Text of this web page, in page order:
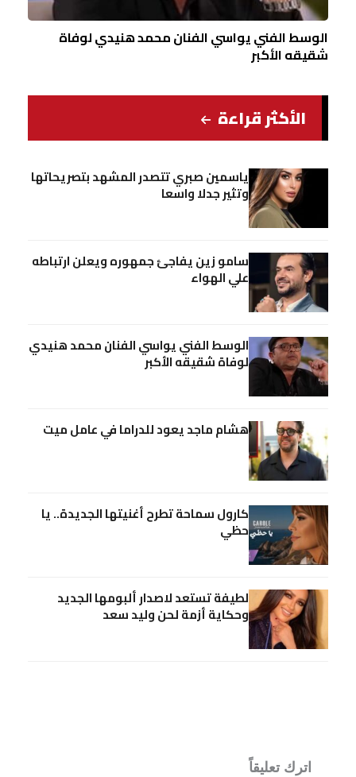
الوسط الفني يواسي الفنان محمد هنيدي لوفاة
شقيقه الأكبر
الأكثر قراءة
ياسمين صبري تتصدر المشهد بتصريحاتها
وتثير جدلا واسعا
سامو زين يفاجئ جمهوره ويعلن ارتباطه
علي الهواء
الوسط الفني يواسي الفنان محمد هنيدي
لوفاة شقيقه الأكبر
هشام ماجد يعود للدراما في عامل ميت
كارول سماحة تطرح أغنيتها الجديدة.. يا
حظي
لطيفة تستعد لاصدار ألبومها الجديد
وحكاية أزمة لحن وليد سعد
اترك تعليقاً